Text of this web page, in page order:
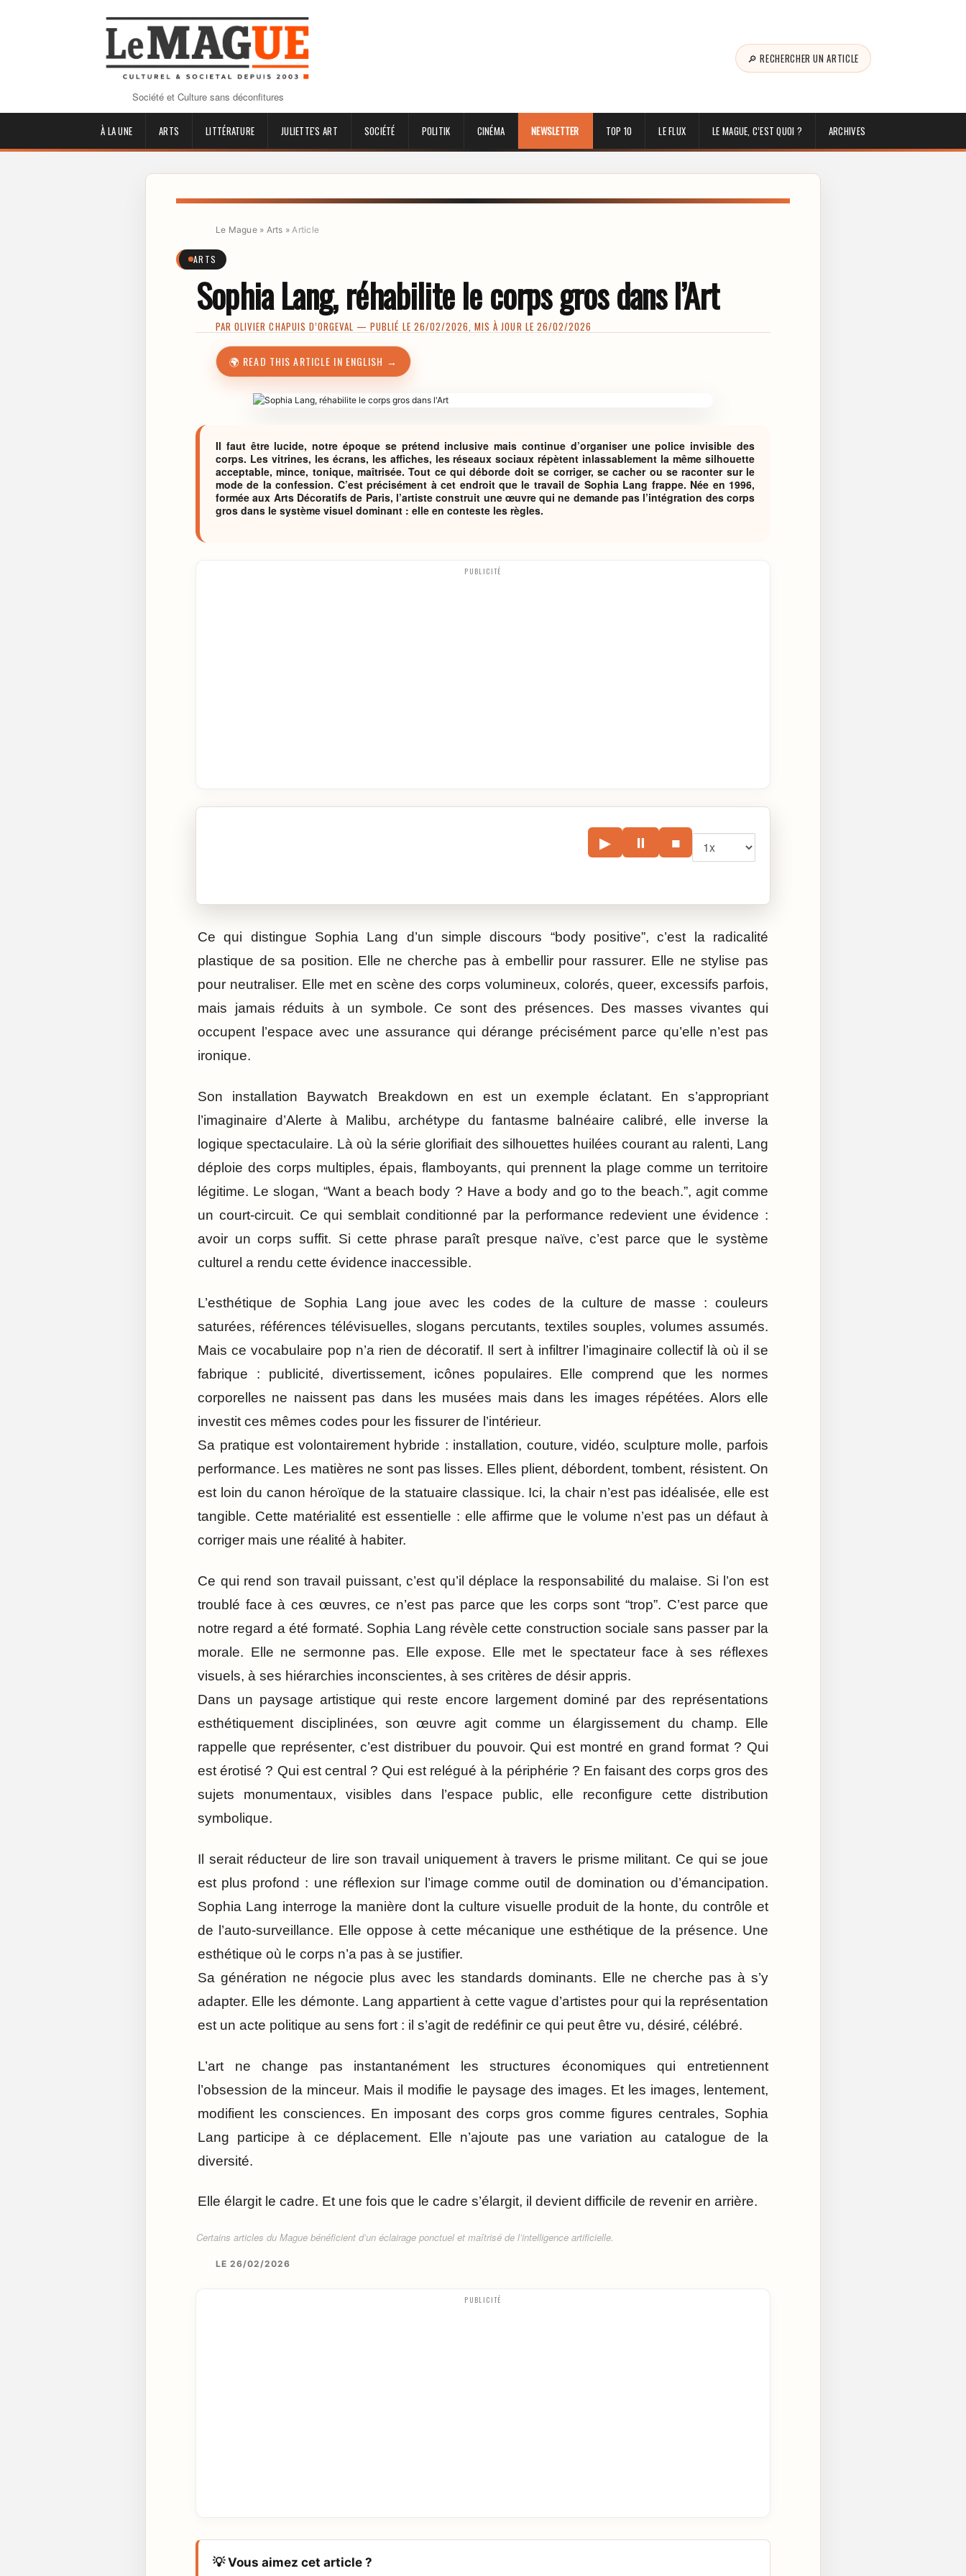
Société et Culture sans déconfitures
🔎 RECHERCHER UN ARTICLE
À LA UNE ARTS LITTÉRATURE JULIETTE'S ART SOCIÉTÉ POLITIK CINÉMA NEWSLETTER TOP 10 LE FLUX LE MAGUE, C’EST QUOI ? ARCHIVES
Le Mague» Arts » Article
ARTS
Sophia Lang, réhabilite le corps gros dans l’Art
PAROLIVIER CHAPUIS D’ORGEVAL — PUBLIÉ LE 26/02/2026, MIS À JOUR LE 26/02/2026
🌍 READ THIS ARTICLE IN ENGLISH →
Il faut être lucide, notre époque se prétend inclusive mais continue d’organiser une police invisible des
corps. Les vitrines, les écrans, les affiches, les réseaux sociaux répètent inlassablement la même silhouette
acceptable, mince, tonique, maîtrisée. Tout ce qui déborde doit se corriger, se cacher ou se raconter sur le
mode de la confession. C’est précisément à cet endroit que le travail de Sophia Lang frappe. Née en 1996,
formée aux Arts Décoratifs de Paris, l’artiste construit une œuvre qui ne demande pas l’intégration des corps
gros dans le système visuel dominant : elle en conteste les règles.
PUBLICITÉ
▶ ⏸ ■
Ce qui distingue Sophia Lang d’un simple discours “body positive”, c’est la radicalité
plastique de sa position. Elle ne cherche pas à embellir pour rassurer. Elle ne stylise pas
pour neutraliser. Elle met en scène des corps volumineux, colorés, queer, excessifs parfois,
mais jamais réduits à un symbole. Ce sont des présences. Des masses vivantes qui
occupent l’espace avec une assurance qui dérange précisément parce qu’elle n’est pas
ironique.
Son installation Baywatch Breakdown en est un exemple éclatant. En s’appropriant
l’imaginaire d’Alerte à Malibu, archétype du fantasme balnéaire calibré, elle inverse la
logique spectaculaire. Là où la série glorifiait des silhouettes huilées courant au ralenti, Lang
déploie des corps multiples, épais, flamboyants, qui prennent la plage comme un territoire
légitime. Le slogan, “Want a beach body ? Have a body and go to the beach.”, agit comme
un court-circuit. Ce qui semblait conditionné par la performance redevient une évidence :
avoir un corps suffit. Si cette phrase paraît presque naïve, c’est parce que le système
culturel a rendu cette évidence inaccessible.
L’esthétique de Sophia Lang joue avec les codes de la culture de masse : couleurs
saturées, références télévisuelles, slogans percutants, textiles souples, volumes assumés.
Mais ce vocabulaire pop n’a rien de décoratif. Il sert à infiltrer l’imaginaire collectif là où il se
fabrique : publicité, divertissement, icônes populaires. Elle comprend que les normes
corporelles ne naissent pas dans les musées mais dans les images répétées. Alors elle
investit ces mêmes codes pour les fissurer de l’intérieur.
Sa pratique est volontairement hybride : installation, couture, vidéo, sculpture molle, parfois
performance. Les matières ne sont pas lisses. Elles plient, débordent, tombent, résistent. On
est loin du canon héroïque de la statuaire classique. Ici, la chair n’est pas idéalisée, elle est
tangible. Cette matérialité est essentielle : elle affirme que le volume n’est pas un défaut à
corriger mais une réalité à habiter.
Ce qui rend son travail puissant, c’est qu’il déplace la responsabilité du malaise. Si l’on est
troublé face à ces œuvres, ce n’est pas parce que les corps sont “trop”. C’est parce que
notre regard a été formaté. Sophia Lang révèle cette construction sociale sans passer par la
morale. Elle ne sermonne pas. Elle expose. Elle met le spectateur face à ses réflexes
visuels, à ses hiérarchies inconscientes, à ses critères de désir appris.
Dans un paysage artistique qui reste encore largement dominé par des représentations
esthétiquement disciplinées, son œuvre agit comme un élargissement du champ. Elle
rappelle que représenter, c’est distribuer du pouvoir. Qui est montré en grand format ? Qui
est érotisé ? Qui est central ? Qui est relégué à la périphérie ? En faisant des corps gros des
sujets monumentaux, visibles dans l’espace public, elle reconfigure cette distribution
symbolique.
Il serait réducteur de lire son travail uniquement à travers le prisme militant. Ce qui se joue
est plus profond : une réflexion sur l’image comme outil de domination ou d’émancipation.
Sophia Lang interroge la manière dont la culture visuelle produit de la honte, du contrôle et
de l’auto-surveillance. Elle oppose à cette mécanique une esthétique de la présence. Une
esthétique où le corps n’a pas à se justifier.
Sa génération ne négocie plus avec les standards dominants. Elle ne cherche pas à s’y
adapter. Elle les démonte. Lang appartient à cette vague d’artistes pour qui la représentation
est un acte politique au sens fort : il s’agit de redéfinir ce qui peut être vu, désiré, célébré.
L’art ne change pas instantanément les structures économiques qui entretiennent
l’obsession de la minceur. Mais il modifie le paysage des images. Et les images, lentement,
modifient les consciences. En imposant des corps gros comme figures centrales, Sophia
Lang participe à ce déplacement. Elle n’ajoute pas une variation au catalogue de la
diversité.
Elle élargit le cadre. Et une fois que le cadre s’élargit, il devient difficile de revenir en arrière.
Certains articles du Mague bénéficient d’un éclairage ponctuel et maîtrisé de l’intelligence artificielle.
LE 26/02/2026
PUBLICITÉ
💡 Vous aimez cet article ?